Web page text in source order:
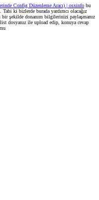
Config Düzenleme Aracı) | osxinfo bu
ki bizlerde burada yardımcı olacağız
bir şekilde donanım bilgilerinizi paylaşmanız
dosyanız ile upload edip, konuya cevap